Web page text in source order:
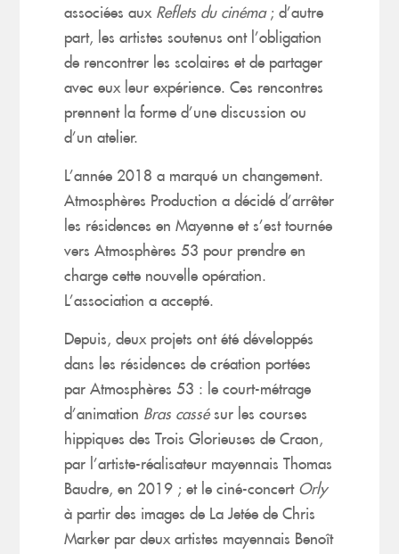
associées aux Reflets du cinéma; d’autre
part, les artistes soutenus ont l’obligation
de rencontrer les scolaires et de partager
avec eux leur expérience. Ces rencontres
prennent la forme d’une discussion ou
d’un atelier.
L’année 2018 a marqué un changement.
Atmosphères Production a décidé d’arrêter
les résidences en Mayenne et s’est tournée
vers Atmosphères 53 pour prendre en
charge cette nouvelle opération.
L’association a accepté.
Depuis, deux projets ont été développés
dans les résidences de création portées
par Atmosphères 53 : le court-métrage
d’animation Bras cassésur les courses
hippiques des Trois Glorieuses de Craon,
par l’artiste-réalisateur mayennais Thomas
Baudre, en 2019 ; et le ciné-concert Orly
à partir des images de La Jetée de Chris
Marker par deux artistes mayennais Benoît